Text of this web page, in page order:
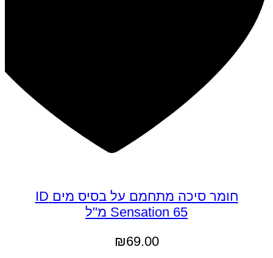
חומר סיכה מתחמם על בסיס מים ID
Sensation 65 מ"ל
₪69.00